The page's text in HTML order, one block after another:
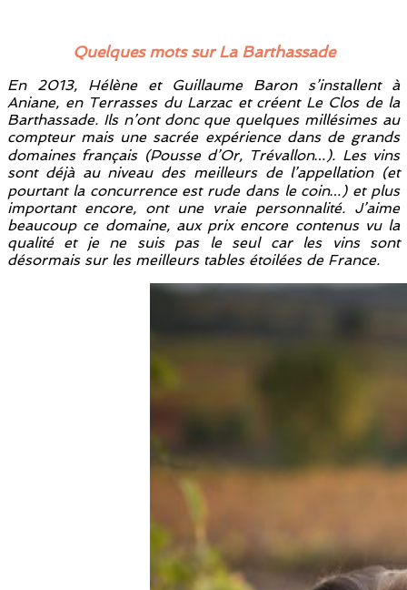
Quelques mots sur La Barthassade
En 2013, Hélène et Guillaume Baron s’installent à
Aniane, en Terrasses du Larzac et créent Le Clos de la
Barthassade. Ils n’ont donc que quelques millésimes au
compteur mais une sacrée expérience dans de grands
domaines français (Pousse d’Or, Trévallon…). Les vins
sont déjà au niveau des meilleurs de l’appellation (et
pourtant la concurrence est rude dans le coin…) et plus
important encore, ont une vraie personnalité. J’aime
beaucoup ce domaine, aux prix encore contenus vu la
qualité et je ne suis pas le seul car les vins sont
désormais sur les meilleurs tables étoilées de France.